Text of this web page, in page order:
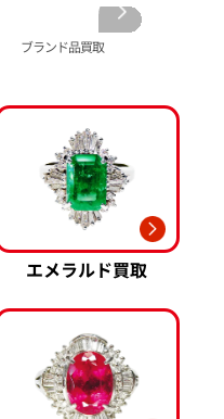
タン 買取
ブランド品買取
エメラルド買取